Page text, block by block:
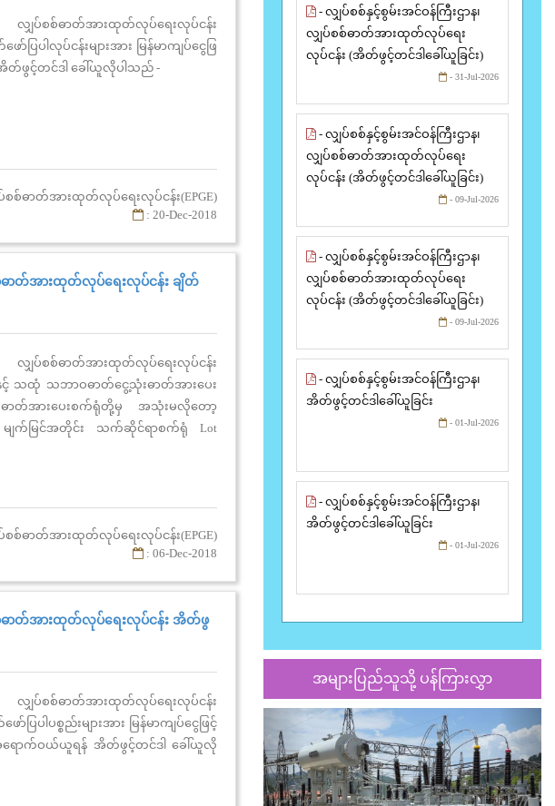
လျှပ်စစ်ဓာတ်အားထုတ်လုပ်ရေးလုပ်ငန်း
ပါလုပ်ငန်းများအား မြန်မာကျပ်ငွေဖြ
အိတ်ဖွင့်တင်ဒါ ခေါ်ယူလိုပါသည် -
ျှပ်စစ်ဓာတ်အားထုတ်လုပ်ရေးလုပ်ငန်း(EPGE)
: 20-Dec-2018
ဓာတ်အားထုတ်လုပ်ရေးလုပ်ငန်း ချိတ်
ျှပ်စစ်ဓာတ်အားထုတ်လုပ်ရေးလုပ်ငန်း
သထုံ သဘာဝဓာတ်ငွေ့သုံးဓာတ်အားပေး
စစ်ဓာတ်အားပေးစက်ရုံတို့မှ အသုံးမလိုတော့
း မျက်မြင်အတိုင်း သက်ဆိုင်ရာစက်ရုံ Lot
ျှပ်စစ်ဓာတ်အားထုတ်လုပ်ရေးလုပ်ငန်း(EPGE)
: 06-Dec-2018
စ်ဓာတ်အားထုတ်လုပ်ရေးလုပ်ငန်း အိတ်ဖွ
လျှပ်စစ်ဓာတ်အားထုတ်လုပ်ရေးလုပ်ငန်း
ါပစ္စည်းများအား မြန်မာကျပ်ငွေဖြင့်
အရောက်ဝယ်ယူရန် အိတ်ဖွင့်တင်ဒါ ခေါ်ယူလို
- လျှပ်စစ်နှင့်စွမ်းအင်ဝန်ကြီးဌာန၊
လျှပ်စစ်ဓာတ်အားထုတ်လုပ်ရေး
လုပ်ငန်း (အိတ်ဖွင့်တင်ဒါခေါ်ယူခြင်း)
- 31-Jul-2026
- လျှပ်စစ်နှင့်စွမ်းအင်ဝန်ကြီးဌာန၊
လျှပ်စစ်ဓာတ်အားထုတ်လုပ်ရေး
လုပ်ငန်း (အိတ်ဖွင့်တင်ဒါခေါ်ယူခြင်း)
- 09-Jul-2026
- လျှပ်စစ်နှင့်စွမ်းအင်ဝန်ကြီးဌာန၊
လျှပ်စစ်ဓာတ်အားထုတ်လုပ်ရေး
လုပ်ငန်း (အိတ်ဖွင့်တင်ဒါခေါ်ယူခြင်း)
- 09-Jul-2026
- လျှပ်စစ်နှင့်စွမ်းအင်ဝန်ကြီးဌာန၊
အိတ်ဖွင့်တင်ဒါခေါ်ယူခြင်း
- 01-Jul-2026
- လျှပ်စစ်နှင့်စွမ်းအင်ဝန်ကြီးဌာန၊
အိတ်ဖွင့်တင်ဒါခေါ်ယူခြင်း
- 01-Jul-2026
အများပြည်သူသို့ ပန်ကြားလွှာ
Previous Next